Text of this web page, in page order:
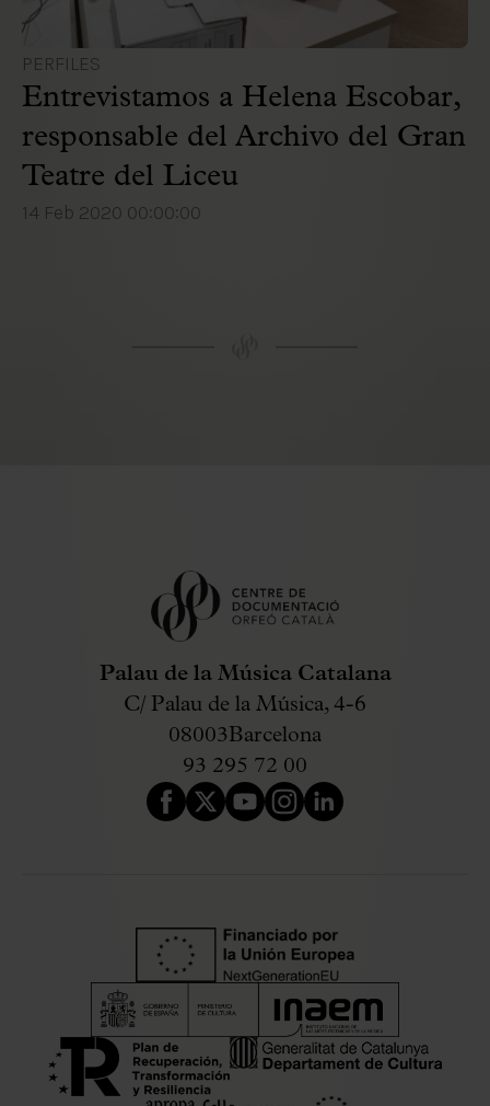
PERFILES
Entrevistamos a Helena Escobar,
responsable del Archivo del Gran
Teatre del Liceu
14 Feb 2020 00:00:00
Palau de la Música Catalana
C/ Palau de la Música, 4-6
08003Barcelona
93 295 72 00